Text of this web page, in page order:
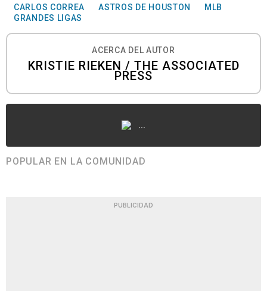
CARLOS CORREA ASTROS DE HOUSTON
MLB
GRANDES LIGAS
ACERCA DEL AUTOR
KRISTIE RIEKEN / THE ASSOCIATED
PRESS
...
POPULAR EN LA COMUNIDAD
PUBLICIDAD